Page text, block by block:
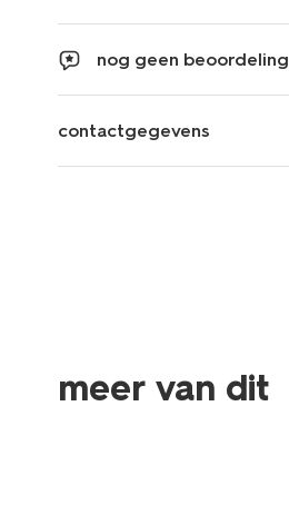
nog geen beoordeling
contactgegevens
meer van dit